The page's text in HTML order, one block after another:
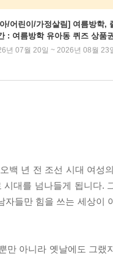
/어린이/가정살림] 여름방학,
: 여름방학 유아동 퀴즈 상품
년 07월 20일 ~ 2026년 08월 23
백 년 전 조선 시대 여성
대를 넘나들게 됩니다.
들만 힘을 쓰는 세상이
만 아니라 옛날에도 그